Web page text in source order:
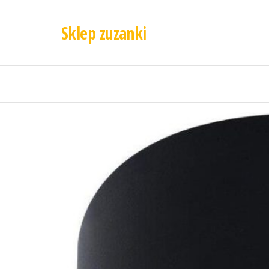
Sklep zuzanki